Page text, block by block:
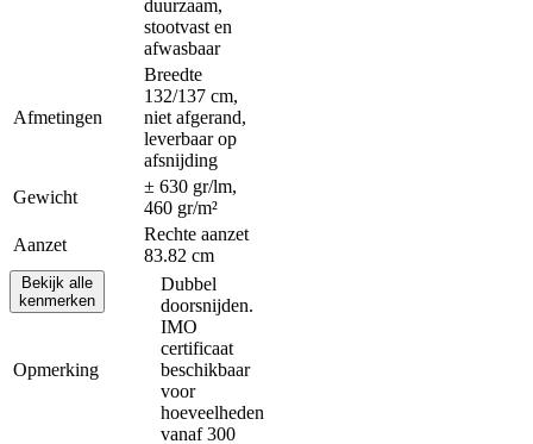
duurzaam,
stootvast en
afwasbaar
Afmetingen
Breedte
132/137 cm,
niet afgerand,
leverbaar op
afsnijding
Gewicht
± 630 gr/lm,
460 gr/m²
Aanzet
Rechte aanzet
83.82 cm
Opmerking
Dubbel
doorsnijden.
IMO
certificaat
beschikbaar
voor
hoeveelheden
vanaf 300
Bekijk alle
kenmerken
Verkooppunten
Instructiefilms
Duurzaamheid